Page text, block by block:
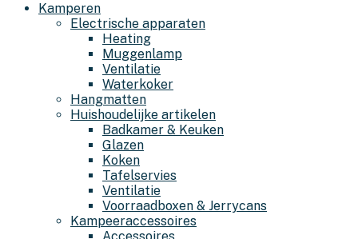
Kamperen
Electrische apparaten
Heating
Muggenlamp
Ventilatie
Waterkoker
Hangmatten
Huishoudelijke artikelen
Badkamer & Keuken
Glazen
Koken
Tafelservies
Ventilatie
Voorraadboxen & Jerrycans
Kampeeraccessoires